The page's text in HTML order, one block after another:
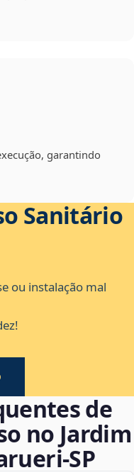
garantindo
Sanitário
ou instalação mal
de
no Jardim